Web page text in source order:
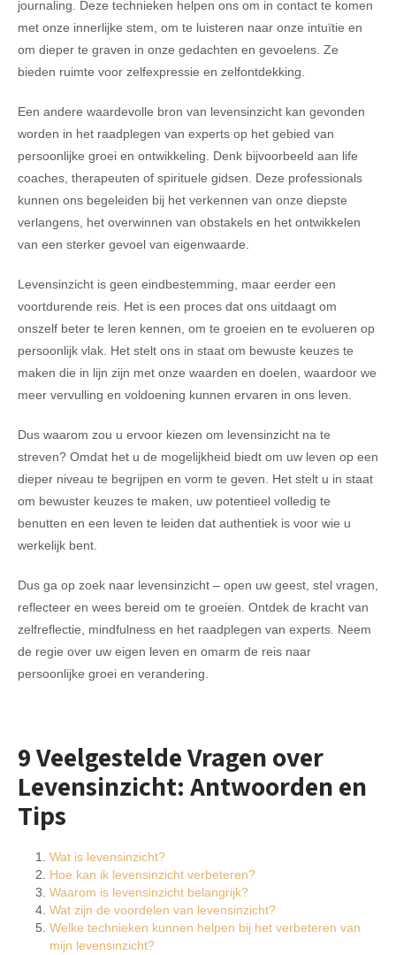
journaling. Deze technieken helpen ons om in contact te komen
met onze innerlijke stem, om te luisteren naar onze intuïtie en
om dieper te graven in onze gedachten en gevoelens. Ze
bieden ruimte voor zelfexpressie en zelfontdekking.
Een andere waardevolle bron van levensinzicht kan gevonden
worden in het raadplegen van experts op het gebied van
persoonlijke groei en ontwikkeling. Denk bijvoorbeeld aan life
coaches, therapeuten of spirituele gidsen. Deze professionals
kunnen ons begeleiden bij het verkennen van onze diepste
verlangens, het overwinnen van obstakels en het ontwikkelen
van een sterker gevoel van eigenwaarde.
Levensinzicht is geen eindbestemming, maar eerder een
voortdurende reis. Het is een proces dat ons uitdaagt om
onszelf beter te leren kennen, om te groeien en te evolueren op
persoonlijk vlak. Het stelt ons in staat om bewuste keuzes te
maken die in lijn zijn met onze waarden en doelen, waardoor we
meer vervulling en voldoening kunnen ervaren in ons leven.
Dus waarom zou u ervoor kiezen om levensinzicht na te
streven? Omdat het u de mogelijkheid biedt om uw leven op een
dieper niveau te begrijpen en vorm te geven. Het stelt u in staat
om bewuster keuzes te maken, uw potentieel volledig te
benutten en een leven te leiden dat authentiek is voor wie u
werkelijk bent.
Dus ga op zoek naar levensinzicht – open uw geest, stel vragen,
reflecteer en wees bereid om te groeien. Ontdek de kracht van
zelfreflectie, mindfulness en het raadplegen van experts. Neem
de regie over uw eigen leven en omarm de reis naar
persoonlijke groei en verandering.
9 Veelgestelde Vragen over
Levensinzicht: Antwoorden en
Tips
Wat is levensinzicht?
Hoe kan ik levensinzicht verbeteren?
Waarom is levensinzicht belangrijk?
Wat zijn de voordelen van levensinzicht?
Welke technieken kunnen helpen bij het verbeteren van
mijn levensinzicht?